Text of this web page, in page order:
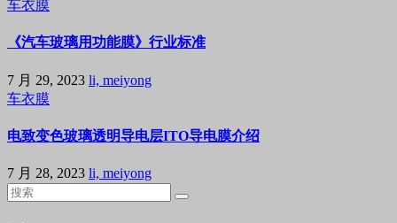
车衣膜
《汽车玻璃用功能膜》行业标准
7 月 29, 2023 li, meiyong
车衣膜
电致变色玻璃透明导电层ITO导电膜介绍
7 月 28, 2023 li, meiyong